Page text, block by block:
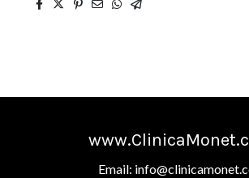
Email: